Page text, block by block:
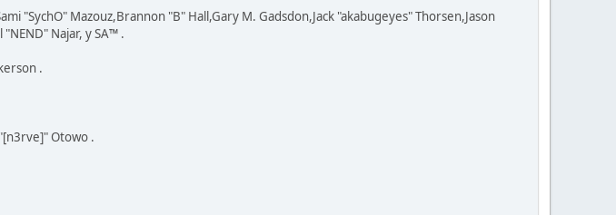
"SychO" Mazouz,Brannon "B" Hall,Gary M. Gadsdon,Jack "akabugeyes" Thorsen,Jason
Najar, y SA™ .
.
Otowo .